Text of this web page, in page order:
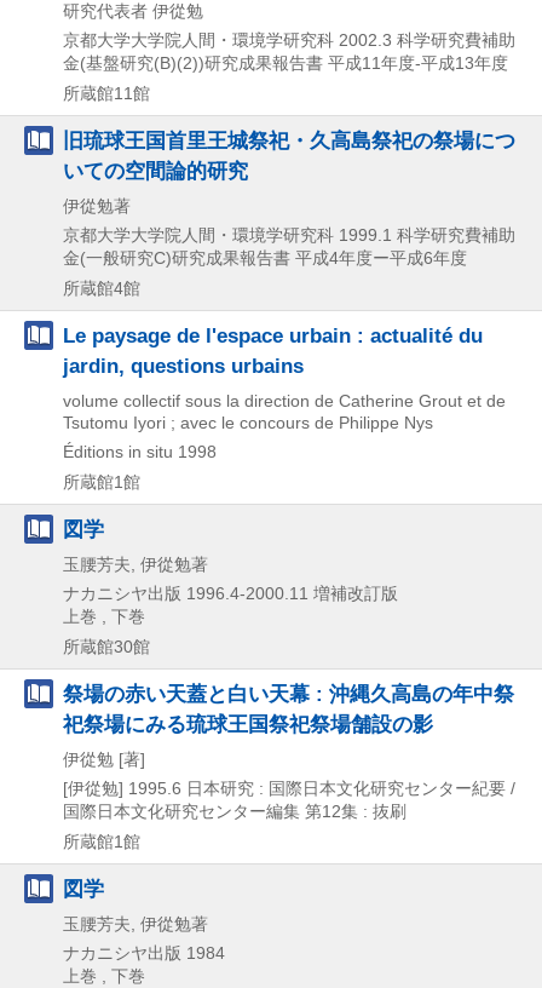
研究代表者 伊從勉
京都大学大学院人間・環境学研究科 2002.3 科学研究費補助
金(基盤研究(B)(2))研究成果報告書 平成11年度-平成13年度
所蔵館11館
旧琉球王国首里王城祭祀・久高島祭祀の祭場につ
いての空間論的研究
伊從勉著
京都大学大学院人間・環境学研究科 1999.1 科学研究費補助
金(一般研究C)研究成果報告書 平成4年度ー平成6年度
所蔵館4館
Le paysage de l'espace urbain : actualité du
jardin, questions urbains
volume collectif sous la direction de Catherine Grout et de
Tsutomu Iyori ; avec le concours de Philippe Nys
Éditions in situ 1998
所蔵館1館
図学
玉腰芳夫, 伊從勉著
ナカニシヤ出版 1996.4-2000.11 増補改訂版
上巻 , 下巻
所蔵館30館
祭場の赤い天蓋と白い天幕 : 沖縄久高島の年中祭
祀祭場にみる琉球王国祭祀祭場舗設の影
伊從勉 [著]
[伊從勉] 1995.6 日本研究 : 国際日本文化研究センター紀要 /
国際日本文化研究センター編集 第12集 : 抜刷
所蔵館1館
図学
玉腰芳夫, 伊從勉著
ナカニシヤ出版 1984
上巻 , 下巻